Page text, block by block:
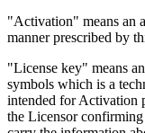
"Activation" means an
manner prescribed by
"License key" means
symbols which is a
intended for Activation
the Licensor